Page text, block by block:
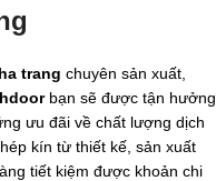
trang chuyên sản xuất,
bạn sẽ được tận hưởng
ưu đãi về chất lượng dịch
kín từ thiết kế, sản xuất
tiết kiệm được khoản chi